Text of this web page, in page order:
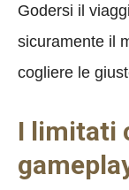
Godersi il
sicuramente il
cogliere le
I limitati